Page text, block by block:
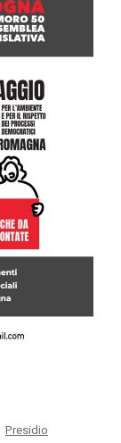
Presidio